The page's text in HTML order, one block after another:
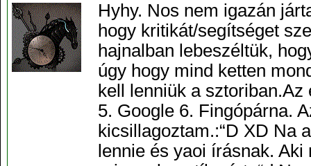
Hyhy. Nos nem igazán
hogy kritikát/segítséget
hajnalban lebeszéltük,
úgy hogy mind ketten
kell lenniük a
5. Google 6. Fingópárna.
kicsillagoztam.:“D XD Na
lennie és yaoi írásnak.